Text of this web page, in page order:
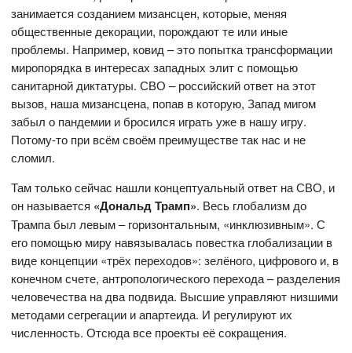
занимается созданием мизансцен, которые, меняя
общественные декорации, порождают те или иные
проблемы. Например, ковид – это попытка трансформации
миропорядка в интересах западных элит с помощью
санитарной диктатуры. СВО – российский ответ на этот
вызов, наша мизансцена, попав в которую, Запад мигом
забыл о пандемии и бросился играть уже в нашу игру.
Потому-то при всём своём преимуществе так нас и не
сломил.
Там только сейчас нашли концептуальный ответ на СВО, и
он называется «Дональд Трамп». Весь глобализм до
Трампа был левым – горизонтальным, «инклюзивным». С
его помощью миру навязывалась повестка глобализации в
виде концепции «трёх переходов»: зелёного, цифрового и, в
конечном счете, антропологического перехода – разделения
человечества на два подвида. Высшие управляют низшими
методами сегрегации и апартеида. И регулируют их
численность. Отсюда все проекты её сокращения.